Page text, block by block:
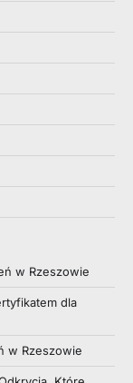
w Rzeszowie
dla
w Rzeszowie